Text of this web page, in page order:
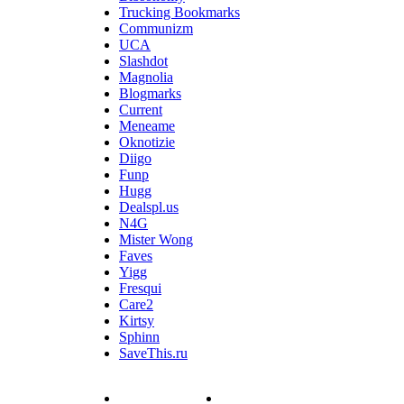
Trucking Bookmarks
Communizm
UCA
Slashdot
Magnolia
Blogmarks
Current
Meneame
Oknotizie
Diigo
Funp
Hugg
Dealspl.us
N4G
Mister Wong
Faves
Yigg
Fresqui
Care2
Kirtsy
Sphinn
SaveThis.ru